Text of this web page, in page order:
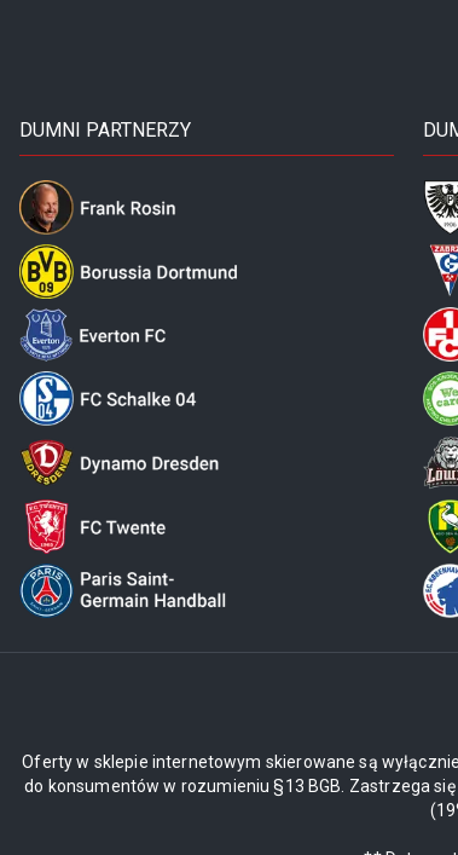
DUMNI PARTNERZY
Oferty w sklepie internetowym skierowane są
do konsumentów w rozumieniu §13 BGB. Zastrzega